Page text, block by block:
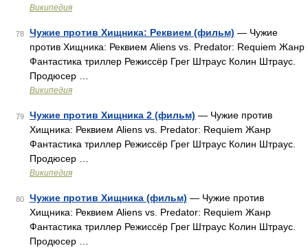
Википедия
78 Чужие против Хищника: Реквием (фильм) — Чужие
против Хищника: Реквием Aliens vs. Predator: Requiem Жанр
Фантастика триллер Режиссёр Грег Штраус Колин Штраус.
Продюсер …
Википедия
79 Чужие против Хищника 2 (фильм) — Чужие против
Хищника: Реквием Aliens vs. Predator: Requiem Жанр
Фантастика триллер Режиссёр Грег Штраус Колин Штраус.
Продюсер …
Википедия
80 Чужие против Хищника (фильм) — Чужие против
Хищника: Реквием Aliens vs. Predator: Requiem Жанр
Фантастика триллер Режиссёр Грег Штраус Колин Штраус.
Продюсер …